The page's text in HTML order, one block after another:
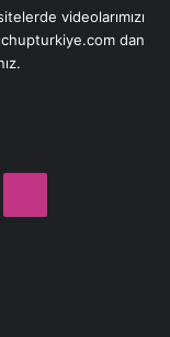
videolarımızı
dan